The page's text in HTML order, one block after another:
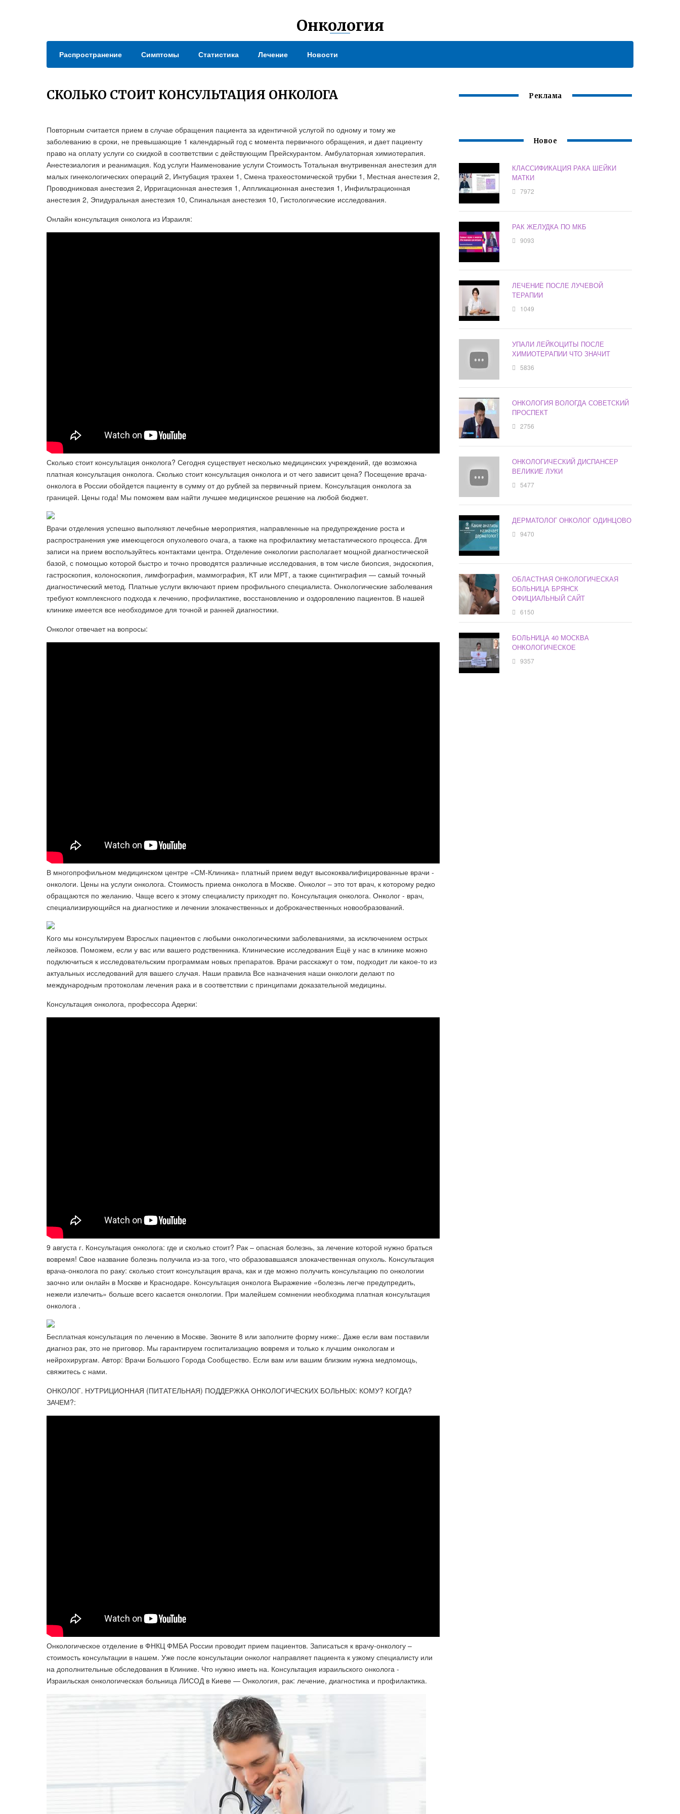
Онкология
Распространение Симптомы Статистика Лечение Новости
СКОЛЬКО СТОИТ КОНСУЛЬТАЦИЯ ОНКОЛОГА
Повторным считается прием в случае обращения пациента за идентичной услугой по одному и тому же
заболеванию в сроки, не превышающие 1 календарный год с момента первичного обращения, и дает пациенту
право на оплату услуги со скидкой в соответствии с действующим Прейскурантом. Амбулаторная химиотерапия.
Анестезиалогия и реанимация. Код услуги Наименование услуги Стоимость Тотальная внутривенная анестезия для
малых гинекологических операций 2, Интубация трахеи 1, Смена трахеостомической трубки 1, Местная анестезия 2,
Проводниковая анестезия 2, Ирригационная анестезия 1, Аппликационная анестезия 1, Инфильтрационная
анестезия 2, Эпидуральная анестезия 10, Спинальная анестезия 10, Гистологические исследования.
Онлайн консультация онколога из Израиля:
Сколько стоит консультация онколога? Сегодня существует несколько медицинских учреждений, где возможна
платная консультация онколога. Сколько стоит консультация онколога и от чего зависит цена? Посещение врача-
онколога в России обойдется пациенту в сумму от до рублей за первичный прием. Консультация онколога за
границей. Цены года! Мы поможем вам найти лучшее медицинское решение на любой бюджет.
Врачи отделения успешно выполняют лечебные мероприятия, направленные на предупреждение роста и
распространения уже имеющегося опухолевого очага, а также на профилактику метастатического процесса. Для
записи на прием воспользуйтесь контактами центра. Отделение онкологии располагает мощной диагностической
базой, с помощью которой быстро и точно проводятся различные исследования, в том числе биопсия, эндоскопия,
гастроскопия, колоноскопия, лимфография, маммография, КТ или МРТ, а также сцинтиграфия — самый точный
диагностический метод. Платные услуги включают прием профильного специалиста. Онкологические заболевания
требуют комплексного подхода к лечению, профилактике, восстановлению и оздоровлению пациентов. В нашей
клинике имеется все необходимое для точной и ранней диагностики.
Онколог отвечает на вопросы:
В многопрофильном медицинском центре «СМ-Клиника» платный прием ведут высококвалифицированные врачи -
онкологи. Цены на услуги онколога​. Стоимость приема онколога в Москве. Онколог – это тот врач, к которому редко
обращаются по желанию. Чаще всего к этому специалисту приходят по​. Консультация онколога. Онколог - врач,
специализирующийся на диагностике и лечении злокачественных и доброкачественных новообразований.
Кого мы консультируем Взрослых пациентов с любыми онкологическими заболеваниями, за исключением острых
лейкозов. Поможем, если у вас или вашего родственника. Клинические исследования Ещё у нас в клинике можно
подключиться к исследовательским программам новых препаратов. Врачи расскажут о том, подходит ли какое-то из
актуальных исследований для вашего случая. Наши правила Все назначения наши онкологи делают по
международным протоколам лечения рака и в соответствии с принципами доказательной медицины.
Консультация онколога, профессора Адерки:
9 августа г. Консультация онколога: где и сколько стоит? Рак – опасная болезнь, за лечение которой нужно браться
вовремя! Свое название болезнь получила из-за того, что образовавшаяся злокачественная опухоль. Консультация
врача-онколога по раку: сколько стоит консультация врача, как и где можно получить консультацию по онкологии
заочно или онлайн в Москве и Краснодаре. Консультация онколога Выражение «болезнь легче предупредить,
нежели излечить» больше всего касается онкологии. При малейшем сомнении необходима платная консультация
онколога .
Бесплатная консультация по лечению в Москве. Звоните 8 или заполните форму ниже:. Даже если вам поставили
диагноз рак, это не приговор. Мы гарантируем госпитализацию вовремя и только к лучшим онкологам и
нейрохирургам. Автор: Врачи Большого Города Сообщество. Если вам или вашим близким нужна медпомощь,
свяжитесь с нами.
ОНКОЛОГ. НУТРИЦИОННАЯ (ПИТАТЕЛЬНАЯ) ПОДДЕРЖКА ОНКОЛОГИЧЕСКИХ БОЛЬНЫХ: КОМУ? КОГДА?
ЗАЧЕМ?:
Онкологическое отделение в ФНКЦ ФМБА России проводит прием пациентов. Записаться к врачу-онкологу –
стоимость консультации в нашем. Уже после консультации онколог направляет пациента к узкому специалисту или
на дополнительные обследования в Клинике. Что нужно иметь на. Консультация израильского онколога -
Израильская онкологическая больница ЛИСОД в Киеве — Онкология, рак: лечение, диагностика и профилактика.
Реклама
Новое
КЛАССИФИКАЦИЯ РАКА ШЕЙКИ
МАТКИ
7972
РАК ЖЕЛУДКА ПО МКБ
9093
ЛЕЧЕНИЕ ПОСЛЕ ЛУЧЕВОЙ
ТЕРАПИИ
1049
УПАЛИ ЛЕЙКОЦИТЫ ПОСЛЕ
ХИМИОТЕРАПИИ ЧТО ЗНАЧИТ
5836
ОНКОЛОГИЯ ВОЛОГДА СОВЕТСКИЙ
ПРОСПЕКТ
2756
ОНКОЛОГИЧЕСКИЙ ДИСПАНСЕР
ВЕЛИКИЕ ЛУКИ
5477
ДЕРМАТОЛОГ ОНКОЛОГ ОДИНЦОВО
9470
ОБЛАСТНАЯ ОНКОЛОГИЧЕСКАЯ
БОЛЬНИЦА БРЯНСК
ОФИЦИАЛЬНЫЙ САЙТ
6150
БОЛЬНИЦА 40 МОСКВА
ОНКОЛОГИЧЕСКОЕ
9357